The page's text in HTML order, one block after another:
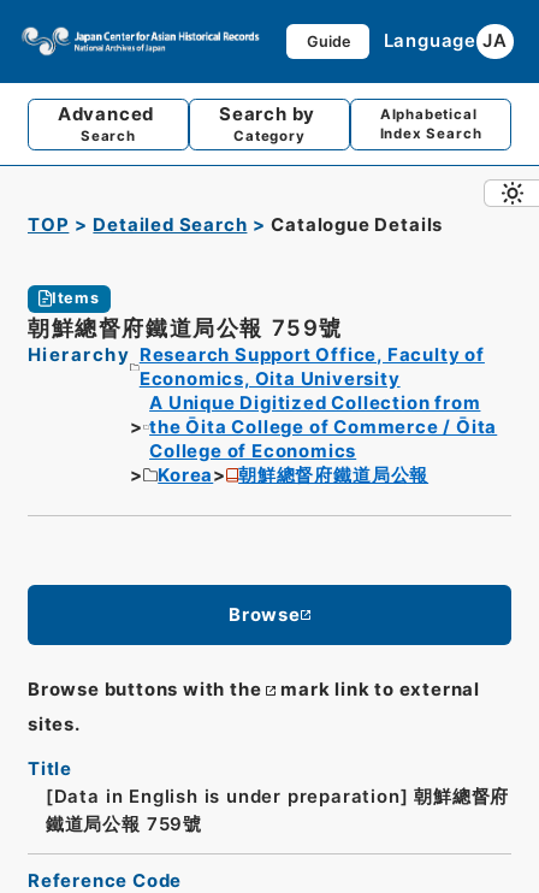
Guide Language JA
Advanced
Search
Search by
Category
Alphabetical
Index Search
TOP Detailed Search Catalogue Details
Items
朝鮮總督府鐵道局公報 759號
Hierarchy Research Support Office, Faculty of
Economics, Oita University
A Unique Digitized Collection from
the Ōita College of Commerce / Ōita
College of Economics
Korea
朝鮮總督府鐵道局公報
Browse
Browse buttons with the
mark link to external
sites.
Title
[Data in English is under preparation] 朝鮮總督府
鐵道局公報 759號
Reference Code